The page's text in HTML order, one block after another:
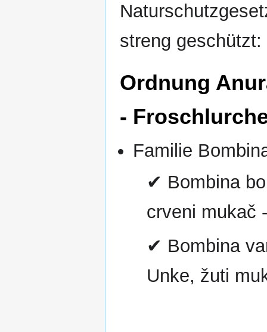
streng geschützt:
Ordnung
-
Familie
✔ Bombina
crveni mukač
✔ Bombina
Unke, žuti